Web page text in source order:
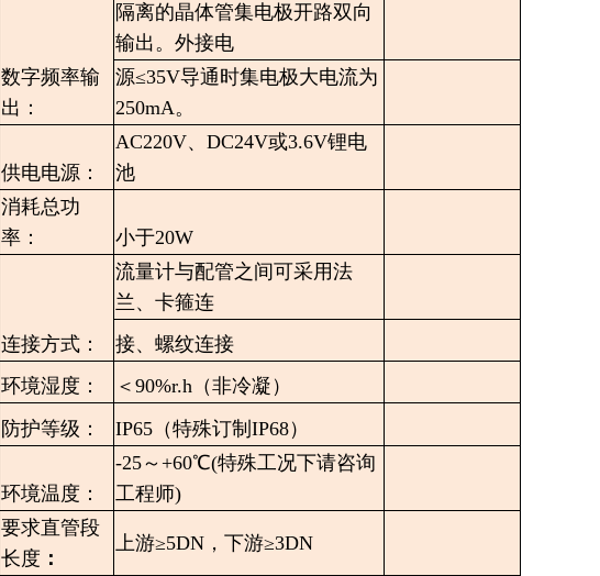
数字频率输
出：
隔离的晶体管集电极开路双向
输出。外接电
源≤35V导通时集电极大电流为
250mA。
供电电源：
AC220V、DC24V或3.6V锂电
池
消耗总功
率：
小于20W
连接方式：
流量计与配管之间可采用法
兰、卡箍连
接、螺纹连接
环境湿度：
＜90%r.h（非冷凝）
防护等级： IP65（特殊订制IP68）
环境温度：
-25～+60℃(特殊工况下请咨询
工程师)
要求直管段
长度 ：
上游≥5DN，下游≥3DN